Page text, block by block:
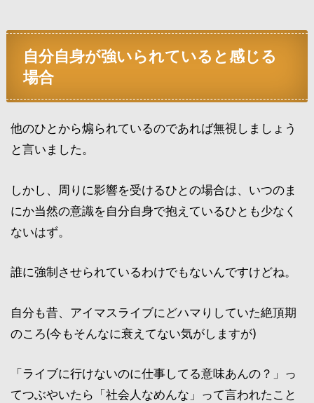
自分自身が強いられていると感じる
場合
他のひとから煽られているのであれば無視しましょう
と言いました。
しかし、周りに影響を受けるひとの場合は、いつのま
にか当然の意識を自分自身で抱えているひとも少なく
ないはず。
誰に強制させられているわけでもないんですけどね。
自分も昔、アイマスライブにどハマりしていた絶頂期
のころ(今もそんなに衰えてない気がしますが)
「ライブに行けないのに仕事してる意味あんの？」っ
てつぶやいたら「社会人なめんな」って言われたこと